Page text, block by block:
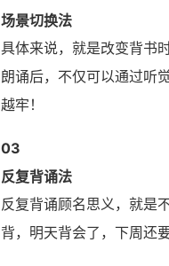
场景切换法
具体来说，就是改变背书
朗诵后，不仅可以通过听
越牢！
03
反复背诵法
反复背诵顾名思义，就是
背，明天背会了，下周还